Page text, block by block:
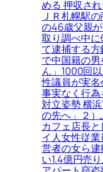
める 押収さ
ＪＲ札幌駅
の46歳父親
取り調べ中
て逮捕する
で中国籍の
ん」1000回
性議員が実
事実なく行為
対立姿勢 横
の先へ」２
カフェ店長
イ人女性従
営者の女ら
い1.4億円売